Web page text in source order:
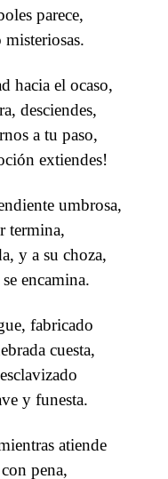
parece,
hacia el ocaso,
desciendes,
a tu paso,
extiendes!
umbrosa,
termina,
y a su choza,
encamina.
fabricado
cuesta,
y funesta.
atiende
pena,